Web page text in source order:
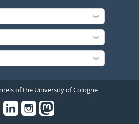
of the University of Cologne